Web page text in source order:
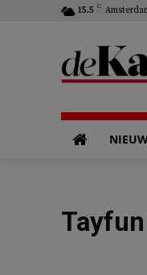
15.5 C